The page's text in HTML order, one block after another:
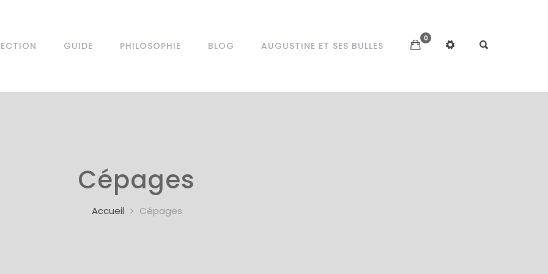
GUIDE PHILOSOPHIE BLOG AUGUSTINE ET SES BULLES
0
Cépages
Accueil Cépages